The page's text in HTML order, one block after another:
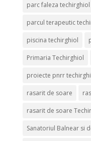
parc faleza techirghiol
parcul terapeutic
piscina techirghiol
Primaria Techirghiol
proiecte pnrr
rasarit de soare
rasarit de soare
Sanatoriul Balnear si